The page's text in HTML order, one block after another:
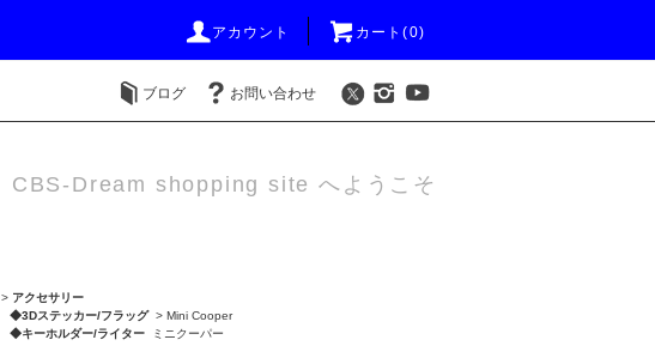
アカウント カート(0)
ブログ お問い合わせ
CBS-Dream shopping site へようこそ
> アクセサリー
◆3Dステッカー/フラッグ
◆キーホルダー/ライター
> Mini Cooper
ミニクーパー